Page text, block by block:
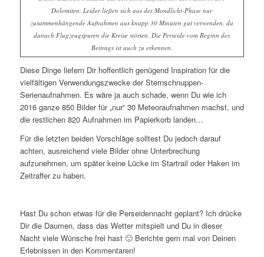
Dolomiten. Leider ließen sich aus der Mondlicht-Phase nur
zusammenhängende Aufnahmen aus knapp 30 Minuten gut verwenden, da
danach Flugzeugspuren die Kreise störten. Die Perseide vom Beginn des
Beitrags ist auch zu erkennen.
Diese Dinge liefern Dir hoffentlich genügend Inspiration für die
vielfältigen Verwendungszwecke der Sternschnuppen-
Serienaufnahmen. Es wäre ja auch schade, wenn Du wie ich
2016 ganze 850 Bilder für „nur“ 30 Meteoraufnahmen machst, und
die restlichen 820 Aufnahmen im Papierkorb landen…
Für die letzten beiden Vorschläge solltest Du jedoch darauf
achten, ausreichend viele Bilder ohne Unterbrechung
aufzunehmen, um später keine Lücke im Startrail oder Haken im
Zeitraffer zu haben.
Hast Du schon etwas für die Perseidennacht geplant? Ich drücke
Dir die Daumen, dass das Wetter mitspielt und Du in dieser
Nacht viele Wünsche frei hast 🙂 Berichte gern mal von Deinen
Erlebnissen in den Kommentaren!